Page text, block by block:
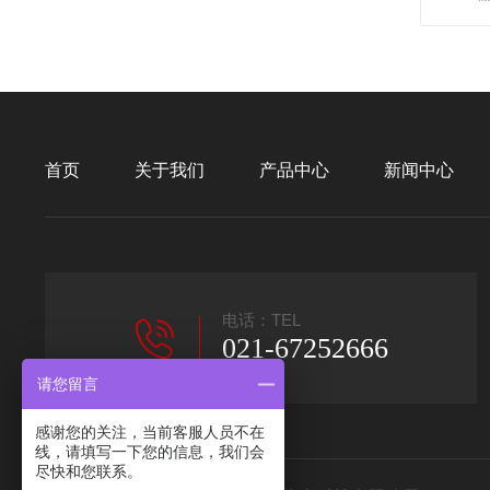
请您留言
感谢您的关注，当前客服人员不在
线，请填写一下您的信息，我们会
尽快和您联系。
首页 关于我们 产品中心 新闻中心
电话：TEL
021-67252666